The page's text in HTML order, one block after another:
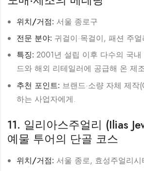
위치/거점: 서울 종로구
전문 분야: 귀걸이·목걸이, 패션 주얼
특징: 2001년 설립 이후 다수의 국
드와 해외 리테일러에 공급해 온 제
추천 포인트: 브랜드·소량 자체 제
하는 사업자에게.
11. 일리아스주얼리 (Ilias
예물 투어의 단골 코스
위치/거점: 서울 종로, 효성주얼리시